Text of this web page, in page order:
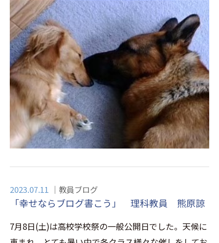
2023.07.11 教員ブログ
「幸せならブログ書こう」 理科教員 熊原諒
7月8日(土)は高校学校祭の一般公開日でした。天候に